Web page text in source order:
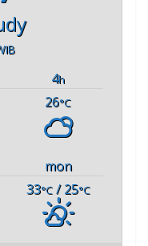
4h
26°C
mon
33°C/ 25°C